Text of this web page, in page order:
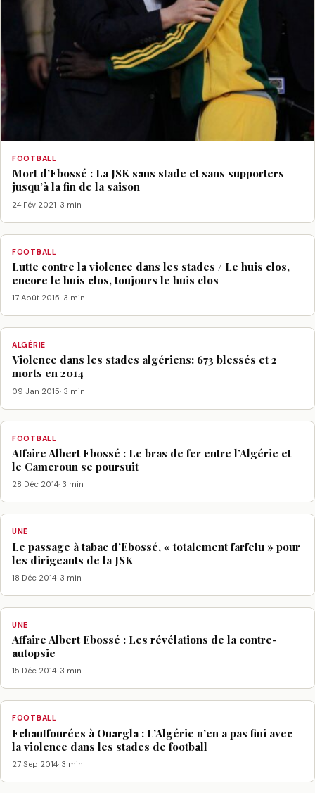
FOOTBALL
Mort d’Ebossé : La JSK sans stade et sans supporters
jusqu’à la fin de la saison
24 Fév 2021· 3 min
FOOTBALL
Lutte contre la violence dans les stades / Le huis clos,
encore le huis clos, toujours le huis clos
17 Août 2015· 3 min
ALGÉRIE
Violence dans les stades algériens: 673 blessés et 2
morts en 2014
09 Jan 2015· 3 min
FOOTBALL
Affaire Albert Ebossé : Le bras de fer entre l’Algérie et
le Cameroun se poursuit
28 Déc 2014· 3 min
UNE
Le passage à tabac d’Ebossé, « totalement farfelu » pour
les dirigeants de la JSK
18 Déc 2014· 3 min
UNE
Affaire Albert Ebossé : Les révélations de la contre-
autopsie
15 Déc 2014· 3 min
FOOTBALL
Echauffourées à Ouargla : L’Algérie n’en a pas fini avec
la violence dans les stades de football
27 Sep 2014· 3 min